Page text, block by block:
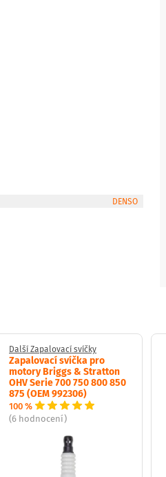
DENSO
Další Zapalovací svíčky
Zapalovací svíčka pro
motory Briggs & Stratton
OHV Serie 700 750 800 850
875 (OEM 992306)
100 %
(6 hodnocení)